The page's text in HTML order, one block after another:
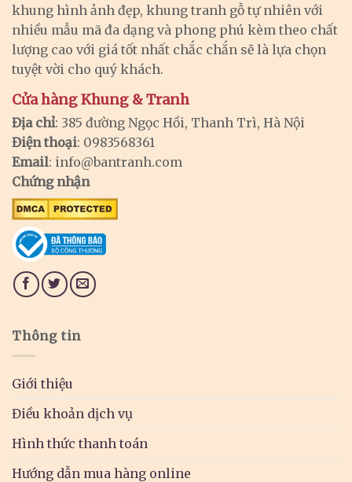
khung hình ảnh đẹp, khung tranh gỗ tự nhiên với
nhiều mẫu mã đa dạng và phong phú kèm theo chất
lượng cao với giá tốt nhất chắc chắn sẽ là lựa chọn
tuyệt vời cho quý khách.
Cửa hàng Khung & Tranh
Địa chỉ: 385 đường Ngọc Hồi, Thanh Trì, Hà Nội
Điện thoại: 0983568361
Email: info@bantranh.com
Chứng nhận
Thông tin
Giới thiệu
Điều khoản dịch vụ
Hình thức thanh toán
Hướng dẫn mua hàng online